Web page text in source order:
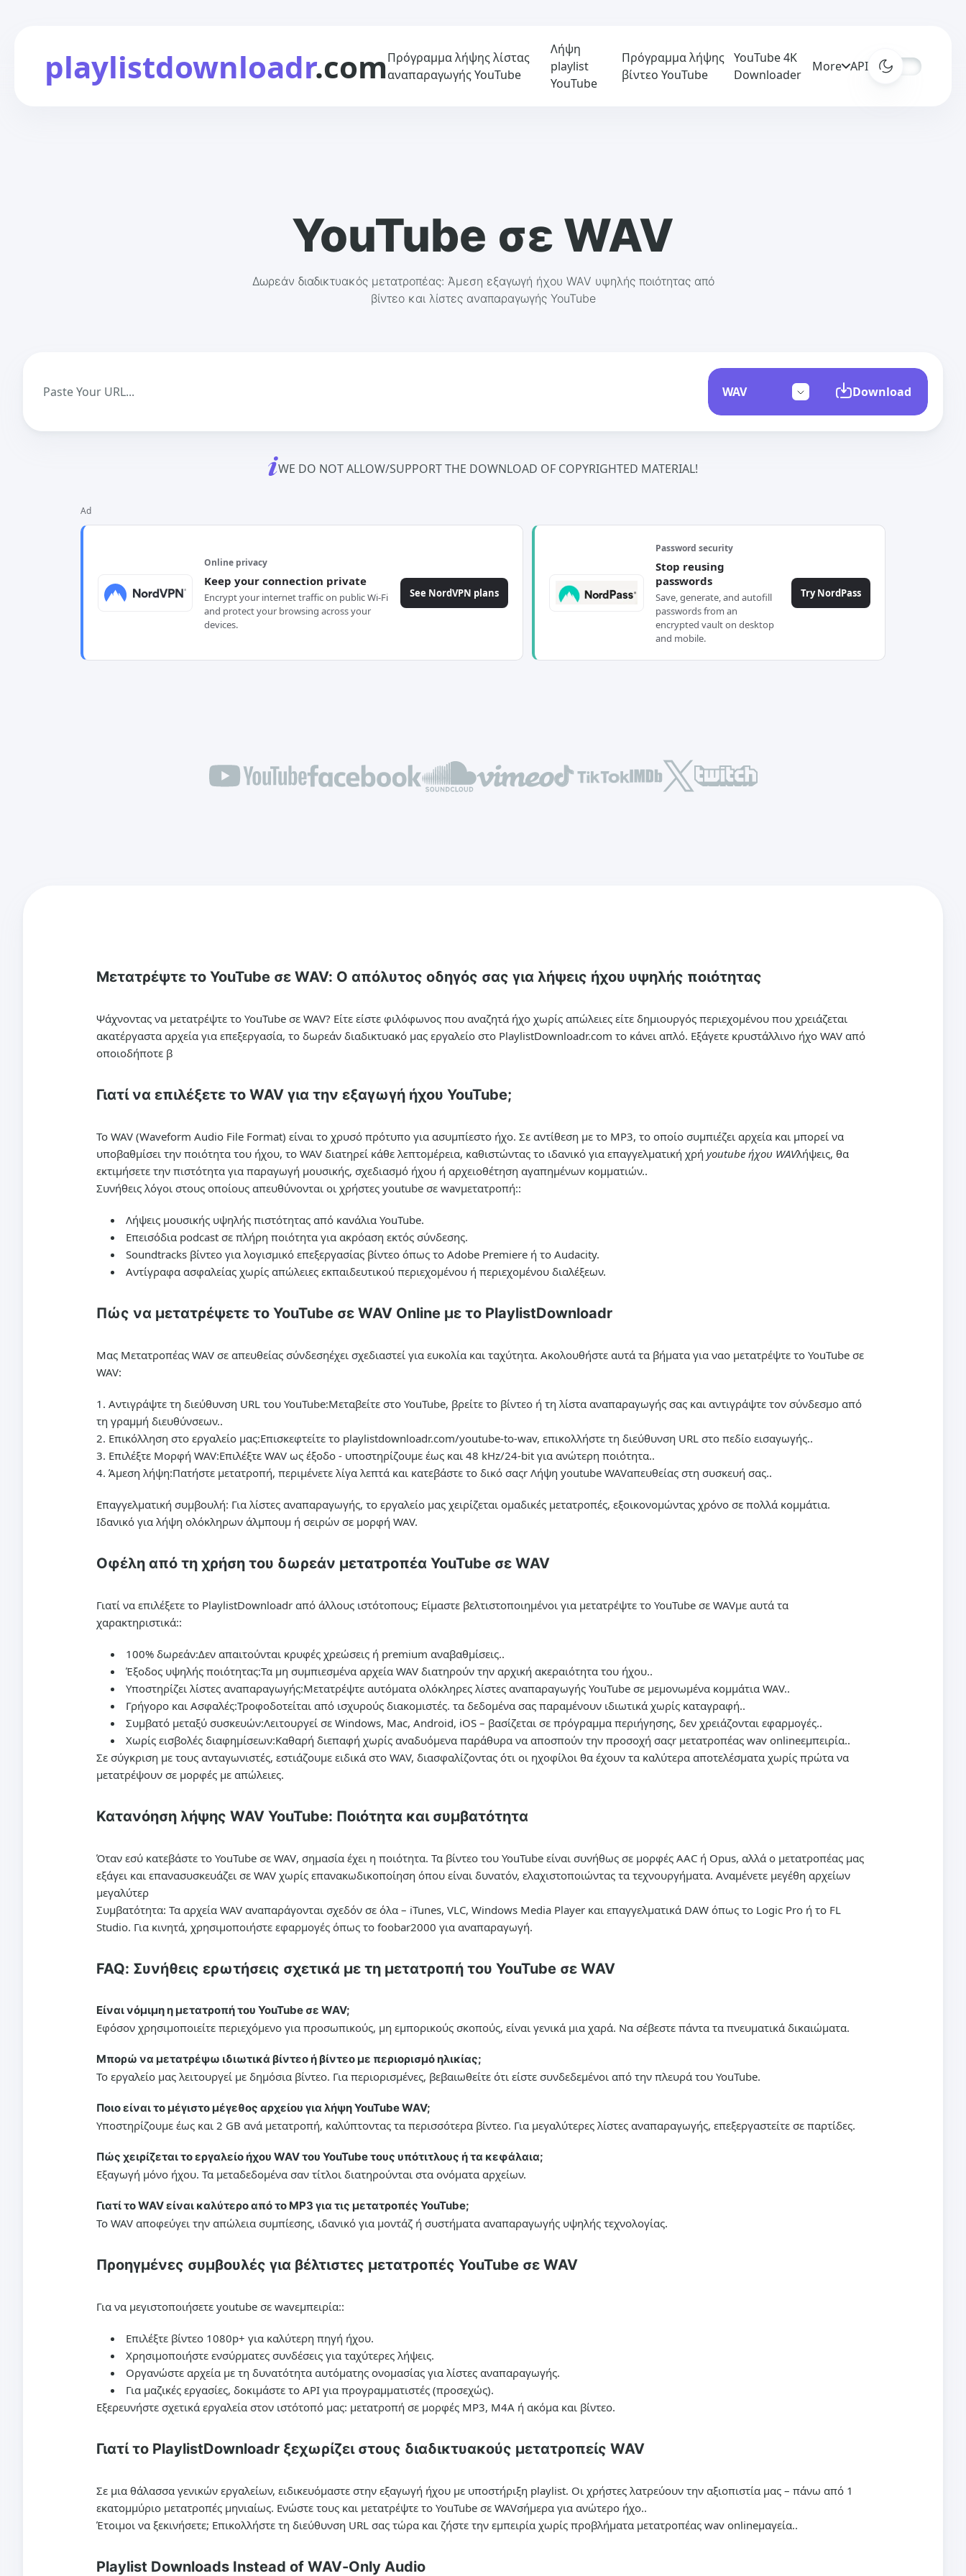
playlistdownloadr.comΠρόγραμμα λήψης λίστας
αναπαραγωγής YouTube
Λήψη
playlist
YouTube
Πρόγραμμα λήψης
βίντεο YouTube
YouTube 4K
Downloader
More APIs
YouTube σε WAV
Δωρεάν διαδικτυακός μετατροπέας: Άμεση εξαγωγή ήχου WAV υψηλής ποιότητας από
βίντεο και λίστες αναπαραγωγής YouTube
Download
WE DO NOT ALLOW/SUPPORT THE DOWNLOAD OF COPYRIGHTED MATERIAL!
Ad
Online privacy
Keep your connection private
Encrypt your internet traffic on public Wi-Fi
and protect your browsing across your
devices.
See NordVPN plans
Password security
Stop reusing
passwords
Save, generate, and autofill
passwords from an
encrypted vault on desktop
and mobile.
Try NordPass
Μετατρέψτε το YouTube σε WAV: Ο απόλυτος οδηγός σας για λήψεις ήχου υψηλής ποιότητας
Ψάχνοντας να μετατρέψτε το YouTube σε WAV? Είτε είστε φιλόφωνος που αναζητά ήχο χωρίς απώλειες είτε δημιουργός περιεχομένου που χρειάζεται
ακατέργαστα αρχεία για επεξεργασία, το δωρεάν διαδικτυακό μας εργαλείο στο PlaylistDownloadr.com το κάνει απλό. Εξάγετε κρυστάλλινο ήχο WAV από
οποιοδήποτε β
Γιατί να επιλέξετε το WAV για την εξαγωγή ήχου YouTube;
Το WAV (Waveform Audio File Format) είναι το χρυσό πρότυπο για ασυμπίεστο ήχο. Σε αντίθεση με το MP3, το οποίο συμπιέζει αρχεία και μπορεί να
υποβαθμίσει την ποιότητα του ήχου, το WAV διατηρεί κάθε λεπτομέρεια, καθιστώντας το ιδανικό για επαγγελματική χρή youtube ήχου WAVλήψεις, θα
εκτιμήσετε την πιστότητα για παραγωγή μουσικής, σχεδιασμό ήχου ή αρχειοθέτηση αγαπημένων κομματιών..
Συνήθεις λόγοι στους οποίους απευθύνονται οι χρήστες youtube σε wavμετατροπή::
Λήψεις μουσικής υψηλής πιστότητας από κανάλια YouTube.
Επεισόδια podcast σε πλήρη ποιότητα για ακρόαση εκτός σύνδεσης.
Soundtracks βίντεο για λογισμικό επεξεργασίας βίντεο όπως το Adobe Premiere ή το Audacity.
Αντίγραφα ασφαλείας χωρίς απώλειες εκπαιδευτικού περιεχομένου ή περιεχομένου διαλέξεων.
Πώς να μετατρέψετε το YouTube σε WAV Online με το PlaylistDownloadr
Μας Μετατροπέας WAV σε απευθείας σύνδεσηέχει σχεδιαστεί για ευκολία και ταχύτητα. Ακολουθήστε αυτά τα βήματα για ναo μετατρέψτε το YouTube σε
WAV:
Αντιγράψτε τη διεύθυνση URL του YouTube:Μεταβείτε στο YouTube, βρείτε το βίντεο ή τη λίστα αναπαραγωγής σας και αντιγράψτε τον σύνδεσμο από
τη γραμμή διευθύνσεων..
Επικόλληση στο εργαλείο μας:Επισκεφτείτε το playlistdownloadr.com/youtube-to-wav, επικολλήστε τη διεύθυνση URL στο πεδίο εισαγωγής..
Επιλέξτε Μορφή WAV:Επιλέξτε WAV ως έξοδο - υποστηρίζουμε έως και 48 kHz/24-bit για ανώτερη ποιότητα..
Άμεση λήψη:Πατήστε μετατροπή, περιμένετε λίγα λεπτά και κατεβάστε το δικό σαςr Λήψη youtube WAVαπευθείας στη συσκευή σας..
Επαγγελματική συμβουλή: Για λίστες αναπαραγωγής, το εργαλείο μας χειρίζεται ομαδικές μετατροπές, εξοικονομώντας χρόνο σε πολλά κομμάτια.
Ιδανικό για λήψη ολόκληρων άλμπουμ ή σειρών σε μορφή WAV.
Οφέλη από τη χρήση του δωρεάν μετατροπέα YouTube σε WAV
Γιατί να επιλέξετε το PlaylistDownloadr από άλλους ιστότοπους; Είμαστε βελτιστοποιημένοι για μετατρέψτε το YouTube σε WAVμε αυτά τα
χαρακτηριστικά::
100% δωρεάν:Δεν απαιτούνται κρυφές χρεώσεις ή premium αναβαθμίσεις..
Έξοδος υψηλής ποιότητας:Τα μη συμπιεσμένα αρχεία WAV διατηρούν την αρχική ακεραιότητα του ήχου..
Υποστηρίζει λίστες αναπαραγωγής:Μετατρέψτε αυτόματα ολόκληρες λίστες αναπαραγωγής YouTube σε μεμονωμένα κομμάτια WAV..
Γρήγορο και Ασφαλές:Τροφοδοτείται από ισχυρούς διακομιστές. τα δεδομένα σας παραμένουν ιδιωτικά χωρίς καταγραφή..
Συμβατό μεταξύ συσκευών:Λειτουργεί σε Windows, Mac, Android, iOS – βασίζεται σε πρόγραμμα περιήγησης, δεν χρειάζονται εφαρμογές..
Χωρίς εισβολές διαφημίσεων:Καθαρή διεπαφή χωρίς αναδυόμενα παράθυρα να αποσπούν την προσοχή σαςr μετατροπέας wav onlineεμπειρία..
Σε σύγκριση με τους ανταγωνιστές, εστιάζουμε ειδικά στο WAV, διασφαλίζοντας ότι οι ηχοφίλοι θα έχουν τα καλύτερα αποτελέσματα χωρίς πρώτα να
μετατρέψουν σε μορφές με απώλειες.
Κατανόηση λήψης WAV YouTube: Ποιότητα και συμβατότητα
Όταν εσύ κατεβάστε το YouTube σε WAV, σημασία έχει η ποιότητα. Τα βίντεο του YouTube είναι συνήθως σε μορφές AAC ή Opus, αλλά ο μετατροπέας μας
εξάγει και επανασυσκευάζει σε WAV χωρίς επανακωδικοποίηση όπου είναι δυνατόν, ελαχιστοποιώντας τα τεχνουργήματα. Αναμένετε μεγέθη αρχείων
μεγαλύτερ
Συμβατότητα: Τα αρχεία WAV αναπαράγονται σχεδόν σε όλα – iTunes, VLC, Windows Media Player και επαγγελματικά DAW όπως το Logic Pro ή το FL
Studio. Για κινητά, χρησιμοποιήστε εφαρμογές όπως το foobar2000 για αναπαραγωγή.
FAQ: Συνήθεις ερωτήσεις σχετικά με τη μετατροπή του YouTube σε WAV
Είναι νόμιμη η μετατροπή του YouTube σε WAV;
Εφόσον χρησιμοποιείτε περιεχόμενο για προσωπικούς, μη εμπορικούς σκοπούς, είναι γενικά μια χαρά. Να σέβεστε πάντα τα πνευματικά δικαιώματα.
Μπορώ να μετατρέψω ιδιωτικά βίντεο ή βίντεο με περιορισμό ηλικίας;
Το εργαλείο μας λειτουργεί με δημόσια βίντεο. Για περιορισμένες, βεβαιωθείτε ότι είστε συνδεδεμένοι από την πλευρά του YouTube.
Ποιο είναι το μέγιστο μέγεθος αρχείου για λήψη YouTube WAV;
Υποστηρίζουμε έως και 2 GB ανά μετατροπή, καλύπτοντας τα περισσότερα βίντεο. Για μεγαλύτερες λίστες αναπαραγωγής, επεξεργαστείτε σε παρτίδες.
Πώς χειρίζεται το εργαλείο ήχου WAV του YouTube τους υπότιτλους ή τα κεφάλαια;
Εξαγωγή μόνο ήχου. Τα μεταδεδομένα σαν τίτλοι διατηρούνται στα ονόματα αρχείων.
Γιατί το WAV είναι καλύτερο από το MP3 για τις μετατροπές YouTube;
Το WAV αποφεύγει την απώλεια συμπίεσης, ιδανικό για μοντάζ ή συστήματα αναπαραγωγής υψηλής τεχνολογίας.
Προηγμένες συμβουλές για βέλτιστες μετατροπές YouTube σε WAV
Για να μεγιστοποιήσετε youtube σε wavεμπειρία::
Επιλέξτε βίντεο 1080p+ για καλύτερη πηγή ήχου.
Χρησιμοποιήστε ενσύρματες συνδέσεις για ταχύτερες λήψεις.
Οργανώστε αρχεία με τη δυνατότητα αυτόματης ονομασίας για λίστες αναπαραγωγής.
Για μαζικές εργασίες, δοκιμάστε το API για προγραμματιστές (προσεχώς).
Εξερευνήστε σχετικά εργαλεία στον ιστότοπό μας: μετατροπή σε μορφές MP3, M4A ή ακόμα και βίντεο.
Γιατί το PlaylistDownloadr ξεχωρίζει στους διαδικτυακούς μετατροπείς WAV
Σε μια θάλασσα γενικών εργαλείων, ειδικευόμαστε στην εξαγωγή ήχου με υποστήριξη playlist. Οι χρήστες λατρεύουν την αξιοπιστία μας – πάνω από 1
εκατομμύριο μετατροπές μηνιαίως. Ενώστε τους και μετατρέψτε το YouTube σε WAVσήμερα για ανώτερο ήχο..
Έτοιμοι να ξεκινήσετε; Επικολλήστε τη διεύθυνση URL σας τώρα και ζήστε την εμπειρία χωρίς προβλήματα μετατροπέας wav onlineμαγεία..
Playlist Downloads Instead of WAV-Only Audio